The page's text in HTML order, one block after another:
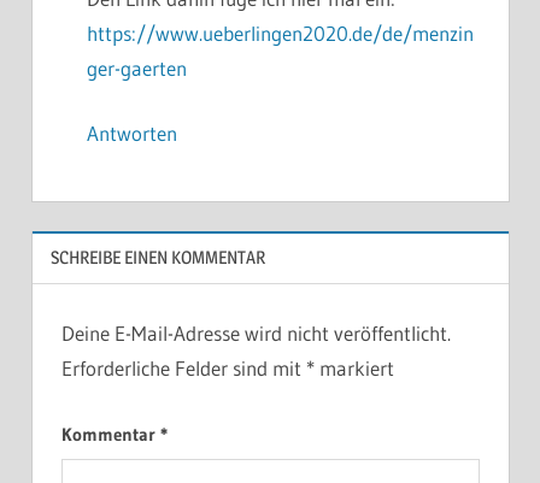
https://www.ueberlingen2020.de/de/menzin
ger-gaerten
Antworten
SCHREIBE EINEN KOMMENTAR
Deine E-Mail-Adresse wird nicht veröffentlicht.
Erforderliche Felder sind mit *markiert
Kommentar *